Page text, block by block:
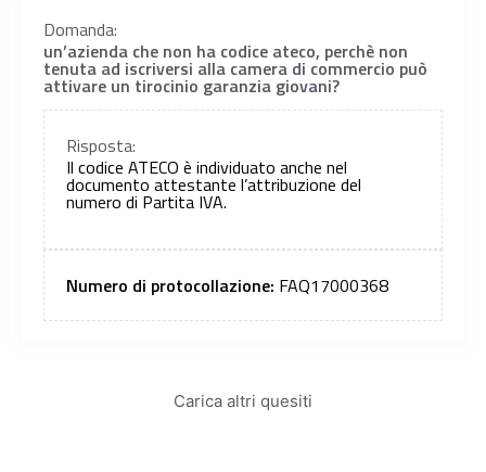
Domanda:
un’azienda che non ha codice ateco, perchè non
tenuta ad iscriversi alla camera di commercio può
attivare un tirocinio garanzia giovani?
Risposta:
Il codice ATECO è individuato anche nel
documento attestante l’attribuzione del
numero di Partita IVA.
Numero di protocollazione: FAQ17000368
Carica altri quesiti